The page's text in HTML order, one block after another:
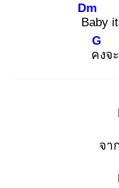
Ba
Dm
by
คง
G
จ
จา